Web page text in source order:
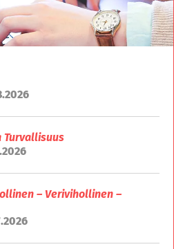
Turvallisuus
– Verivihollinen –